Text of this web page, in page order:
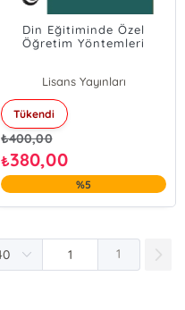
Din Eğitiminde Özel
Öğretim Yöntemleri
Lisans Yayınları
Tükendi
₺400,00
₺380,00
%5
1